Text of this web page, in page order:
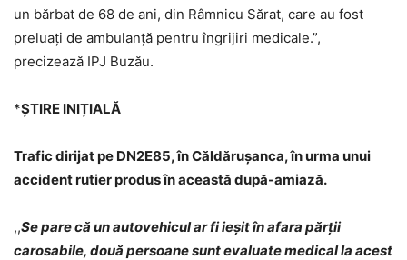
un bărbat de 68 de ani, din Râmnicu Sărat, care au fost
preluați de ambulanță pentru îngrijiri medicale.”,
precizează IPJ Buzău.
*ȘTIRE INIȚIALĂ
Trafic dirijat pe DN2E85, în Căldărușanca, în urma unui
accident rutier produs în această după-amiază.
,,Se pare că un autovehicul ar fi ieșit în afara părții
carosabile, două persoane sunt evaluate medical la acest